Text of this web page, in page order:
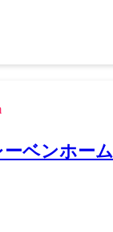
ベンホー